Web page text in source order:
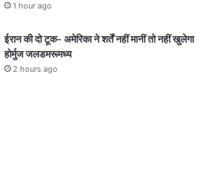
1 hour ago
ईरान की दो टूक- अमेरिका ने शर्तें नहीं मानीं तो नहीं खुलेगा
होर्मुज जलडमरूमध्य
2 hours ago